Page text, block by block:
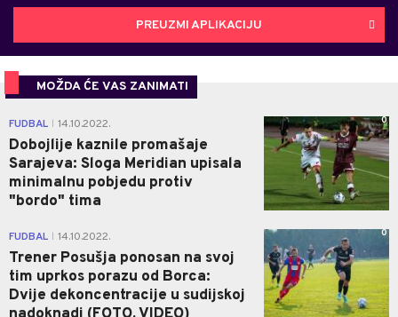
PREUZMI APLIKACIJU
MOŽDA ĆE VAS ZANIMATI
FUDBAL 14.10.2022.
Dobojlije kaznile promašaje
Sarajeva: Sloga Meridian upisala
minimalnu pobjedu protiv
"bordo" tima
0
FUDBAL 14.10.2022.
Trener Posušja ponosan na svoj
tim uprkos porazu od Borca:
Dvije dekoncentracije u sudijskoj
0